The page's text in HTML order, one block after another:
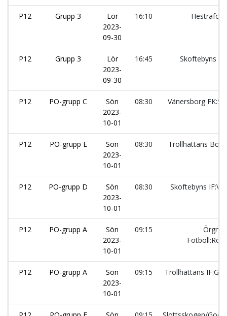
P12 Grupp 3
Lör
2023-
09-30
16:10
P12 Grupp 3
Lör
2023-
09-30
16:45 Skoftebyns
P12 PO-grupp C
Sön
2023-
10-01
08:30 Vänersborg
P12 PO-grupp E
Sön
2023-
10-01
08:30 Trollhättans Bois
P12 PO-grupp D
Sön
2023-
10-01
08:30 Skoftebyns IF:Vit
P12 PO-grupp A
Sön
2023-
10-01
09:15
Fotboll:Röd
P12 PO-grupp A
Sön
2023-
10-01
09:15 Trollhättans IF:Gul